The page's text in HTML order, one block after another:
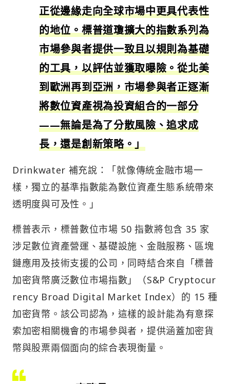
正從邊緣走向全球市場中更具代表性
的地位。標普道瓊擴大的指數系列為
市場參與者提供一致且以規則為基礎
的工具，以評估並獲取曝險。從北美
到歐洲再到亞洲，市場參與者正逐漸
將數位資產視為投資組合的一部分
——無論是為了分散風險、追求成
長，還是創新策略。」
Drinkwater 補充說：「就像傳統金融市場一
樣，獨立的基準指數能為數位資產生態系統帶來
透明度與可及性。」
標普表示，標普數位市場 50 指數將包含 35 家
涉足數位資產營運、基礎設施、金融服務、區塊
鏈應用及技術支援的公司，同時結合來自「標普
加密貨幣廣泛數位市場指數」（S&P Cryptocur
rency Broad Digital Market Index）的 15 種
加密貨幣。該公司認為，這樣的設計能為有意探
索加密相關機會的市場參與者，提供涵蓋加密貨
幣與股票兩個面向的綜合表現衡量。